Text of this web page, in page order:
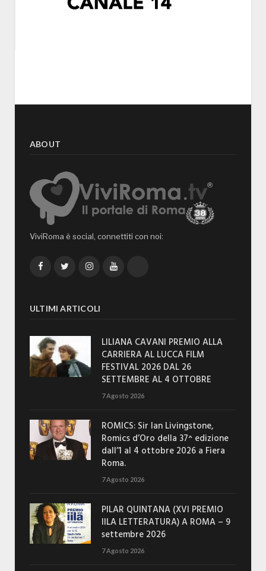
ABOUT
ViviRoma è social, connettiti con noi:
FacebookTwitterInstagramYouTube
ULTIMI ARTICOLI
LILIANA CAVANI PREMIO ALLA
CARRIERA AL LUCCA FILM
FESTIVAL 2026 DAL 26
SETTEMBRE AL 4 OTTOBRE
7 Agosto 2026
ROMICS: Sir Ian Livingstone,
Romics d’Oro della 37^ edizione
dall’1 al 4 ottobre 2026 a Fiera
Roma.
7 Agosto 2026
PILAR QUINTANA (XVI PREMIO
IILA LETTERATURA) A ROMA – 9
settembre 2026
7 Agosto 2026